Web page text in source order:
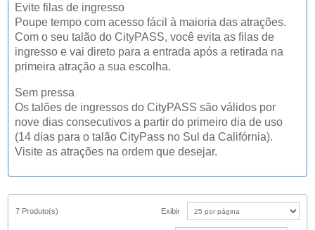
Evite filas de ingresso
Poupe tempo com acesso fácil à maioria das atrações.
Com o seu talão do CityPASS, você evita as filas de
ingresso e vai direto para a entrada após a retirada na
primeira atração a sua escolha.
Sem pressa
Os talões de ingressos do CityPASS são válidos por
nove dias consecutivos a partir do primeiro dia de uso
(14 dias para o talão CityPass no Sul da Califórnia).
Visite as atrações na ordem que desejar.
7 Produto(s) Exibir